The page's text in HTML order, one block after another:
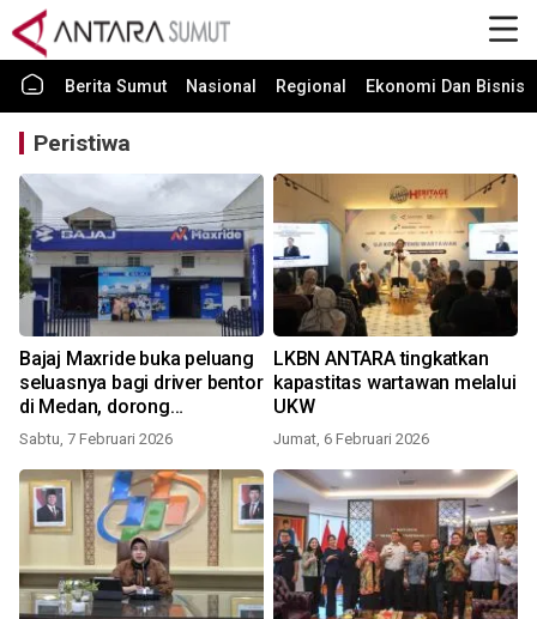
Berita Sumut Nasional Regional Ekonomi Dan Bisnis
Peristiwa
Bajaj Maxride buka peluang
seluasnya bagi driver bentor
di Medan, dorong
peningkatan kesejahteraan
dan mobilitas inklusif
Sabtu, 7 Februari 2026
LKBN ANTARA tingkatkan
kapastitas wartawan melalui
UKW
Jumat, 6 Februari 2026